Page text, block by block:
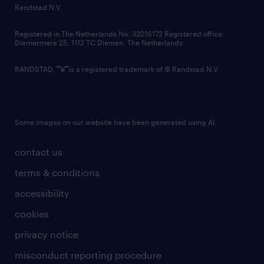
country websites
contact us
terms & conditions
accessibility
cookies
privacy notice
misconduct reporting procedure
Randstad N.V.
Registered in The Netherlands No: 33216172 Registered office:
Diemermere 25, 1112 TC Diemen, The Netherlands.
RANDSTAD, is a registered trademark of © Randstad N.V.
Some images on our website have been generated using AI.